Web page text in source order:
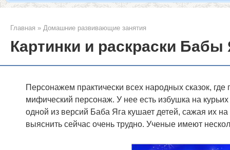
Главная » Домашние развивающие занятия
Картинки и раскраски Бабы
Персонажем практически всех народных сказок,
мифический персонаж. У нее есть избушка на
одной из версий Баба Яга кушает детей, сажая их
выяснить сейчас очень трудно. Ученые имеют